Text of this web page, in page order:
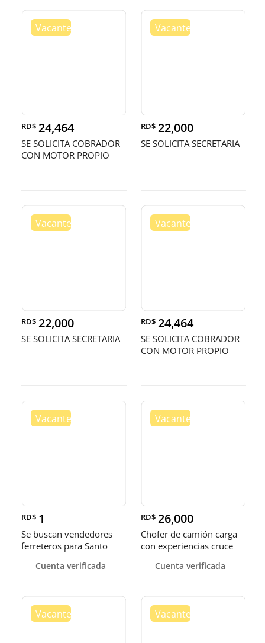
RD$ 24,464
SE SOLICITA COBRADOR
CON MOTOR PROPIO
RD$ 22,000
SE SOLICITA SECRETARIA
RD$ 22,000
SE SOLICITA SECRETARIA
RD$ 24,464
SE SOLICITA COBRADOR
CON MOTOR PROPIO
RD$ 1
Se buscan vendedores
ferreteros para Santo
Cuenta verificada
RD$ 26,000
Chofer de camión carga
con experiencias cruce
Cuenta verificada